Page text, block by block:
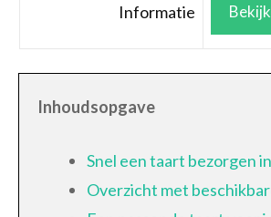
Informatie
Inhoudsopgave
Snel een taart bezorgen
Overzicht met